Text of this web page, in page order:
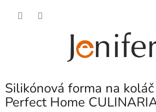
Silikónová forma na
Perfect Home